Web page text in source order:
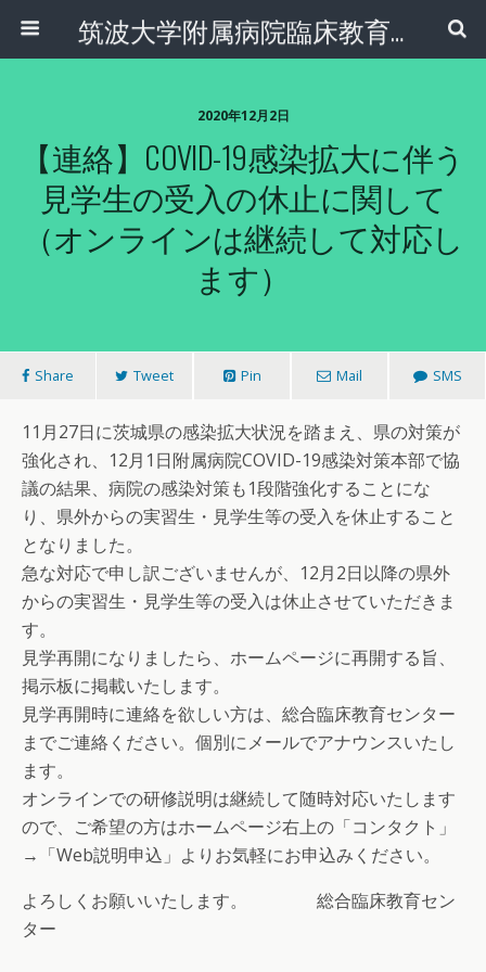
筑波大学附属病院臨床教育センター
2020年12月2日
【連絡】COVID-19感染拡大に伴う
見学生の受入の休止に関して
（オンラインは継続して対応し
ます）
Share Tweet Pin Mail SMS
11月27日に茨城県の感染拡大状況を踏まえ、県の対策が
強化され、12月1日附属病院COVID-19感染対策本部で協
議の結果、病院の感染対策も1段階強化することにな
り、県外からの実習生・見学生等の受入を休止すること
となりました。
急な対応で申し訳ございませんが、12月2日以降の県外
からの実習生・見学生等の受入は休止させていただきま
す。
見学再開になりましたら、ホームページに再開する旨、
掲示板に掲載いたします。
見学再開時に連絡を欲しい方は、総合臨床教育センター
までご連絡ください。個別にメールでアナウンスいたし
ます。
オンラインでの研修説明は継続して随時対応いたします
ので、ご希望の方はホームページ右上の「コンタクト」
→「Web説明申込」よりお気軽にお申込みください。
よろしくお願いいたします。 総合臨床教育セン
ター